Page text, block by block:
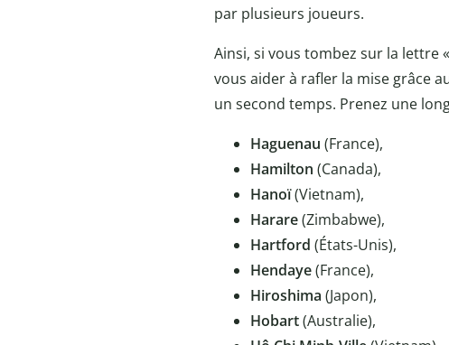
par plusieurs joueurs.
Ainsi, si vous tombez sur la lettre
vous aider à rafler la mise grâce
un second temps. Prenez une
Haguenau (France),
Hamilton (Canada),
Hanoï(Vietnam),
Harare(Zimbabwe),
Hartford (États-Unis),
Hendaye(France),
Hiroshima (Japon),
Hobart(Australie),